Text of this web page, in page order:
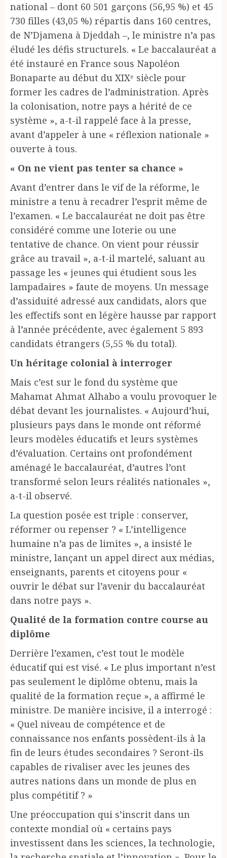
national – dont 60 501 garçons (56,95 %) et 45
730 filles (43,05 %) répartis dans 160 centres,
de N’Djamena à Djeddah –, le ministre n’a pas
éludé les défis structurels. « Le baccalauréat a
été instauré en France sous Napoléon
Bonaparte au début du XIXᵉ siècle pour
former les cadres de l’administration. Après
la colonisation, notre pays a hérité de ce
système », a-t-il rappelé face à la presse,
avant d’appeler à une « réflexion nationale »
ouverte à tous.
« On ne vient pas tenter sa chance »
Avant d’entrer dans le vif de la réforme, le
ministre a tenu à recadrer l’esprit même de
l’examen. « Le baccalauréat ne doit pas être
considéré comme une loterie ou une
tentative de chance. On vient pour réussir
grâce au travail », a-t-il martelé, saluant au
passage les « jeunes qui étudient sous les
lampadaires » faute de moyens. Un message
d’assiduité adressé aux candidats, alors que
les effectifs sont en légère hausse par rapport
à l’année précédente, avec également 5 893
candidats étrangers (5,55 % du total).
Un héritage colonial à interroger
Mais c’est sur le fond du système que
Mahamat Ahmat Alhabo a voulu provoquer le
débat devant les journalistes. « Aujourd’hui,
plusieurs pays dans le monde ont réformé
leurs modèles éducatifs et leurs systèmes
d’évaluation. Certains ont profondément
aménagé le baccalauréat, d’autres l’ont
transformé selon leurs réalités nationales »,
a-t-il observé.
La question posée est triple : conserver,
réformer ou repenser ? « L’intelligence
humaine n’a pas de limites », a insisté le
ministre, lançant un appel direct aux médias,
enseignants, parents et citoyens pour «
ouvrir le débat sur l’avenir du baccalauréat
dans notre pays ».
Qualité de la formation contre course au
diplôme
Derrière l’examen, c’est tout le modèle
éducatif qui est visé. « Le plus important n’est
pas seulement le diplôme obtenu, mais la
qualité de la formation reçue », a affirmé le
ministre. De manière incisive, il a interrogé :
« Quel niveau de compétence et de
connaissance nos enfants possèdent-ils à la
fin de leurs études secondaires ? Seront-ils
capables de rivaliser avec les jeunes des
autres nations dans un monde de plus en
plus compétitif ? »
Une préoccupation qui s’inscrit dans un
contexte mondial où « certains pays
investissent dans les sciences, la technologie,